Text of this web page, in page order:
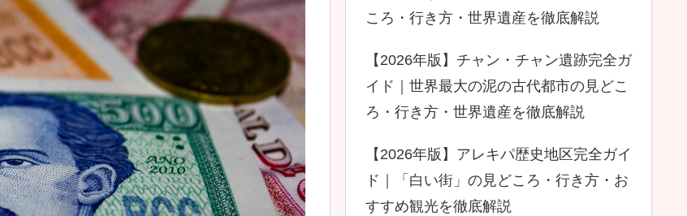
ころ・行き方・世界遺産を徹底解説
【2026年版】チャン・チャン遺跡完全ガ
イド｜世界最大の泥の古代都市の見どこ
ろ・行き方・世界遺産を徹底解説
【2026年版】アレキパ歴史地区完全ガイ
ド｜「白い街」の見どころ・行き方・お
すすめ観光を徹底解説